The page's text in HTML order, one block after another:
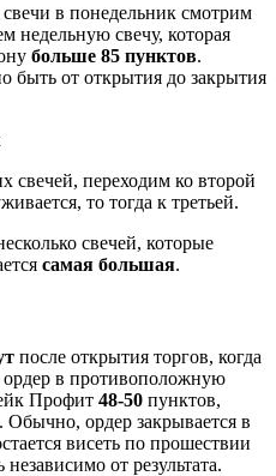
в понедельник смотрим
недельную свечу, которая
больше 85 пунктов.
быть от открытия до закрытия
свечей, переходим ко второй
то тогда к третьей.
свечей, которые
самая большая.
после открытия торгов, когда
ордер в противоположную
Профит 48-50 пунктов,
Обычно, ордер закрывается в
висеть по прошествии
от результата.